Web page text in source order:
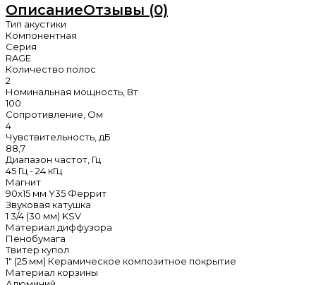
ОписаниеОтзывы (0)
Тип акустики
Компонентная
Серия
RAGE
Количество полос
2
Номинальная мощность, Вт
100
Сопротивление, Ом
4
Чувствительность, дБ
88,7
Диапазон частот, Гц
45 Гц - 24 кГц
Магнит
90х15 мм Y35 Феррит
Звуковая катушка
1 3/4 (30 мм) KSV
Материал диффузора
Пенобумага
Твитер купол
1" (25 мм) Керамическое композитное покрытие
Материал корзины